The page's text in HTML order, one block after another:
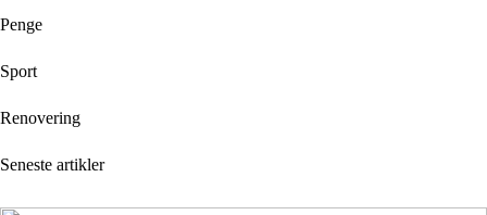
Penge
Sport
Renovering
Seneste artikler